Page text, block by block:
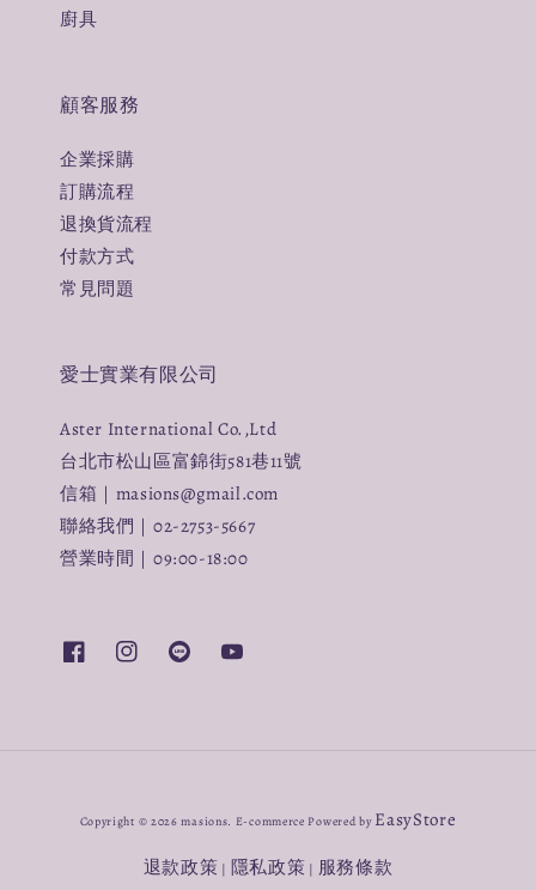
廚具
顧客服務
企業採購
訂購流程
退換貨流程
付款方式
常見問題
愛士實業有限公司
Aster International Co.,Ltd
台北市松山區富錦街581巷11號
信箱｜masions@gmail.com
聯絡我們｜02-2753-5667
營業時間｜09:00-18:00
Copyright © 2026 masions. E-commerce Powered by EasyStore
退款政策 隱私政策 服務條款